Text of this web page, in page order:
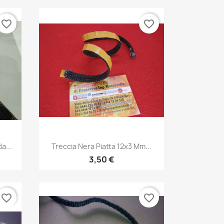
favorite_border
Anteprima
Treccia Nera Piatta 12x3 Mm...
3,50 €
favorite_border
favorite_border favorite_border